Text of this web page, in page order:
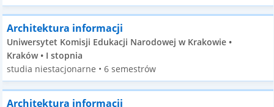
Architektura informacji
Uniwersytet Komisji Edukacji Narodowej w Krakowie •
Kraków • I stopnia
studia niestacjonarne • 6 semestrów
Architektura informacji